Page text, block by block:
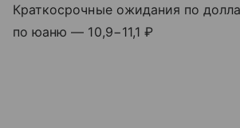
Краткосрочные ожидания по
по юаню — 10,9−11,1 ₽